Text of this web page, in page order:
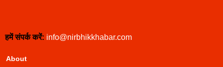
हमें संपर्क करें: info@nirbhikkhabar.com
About